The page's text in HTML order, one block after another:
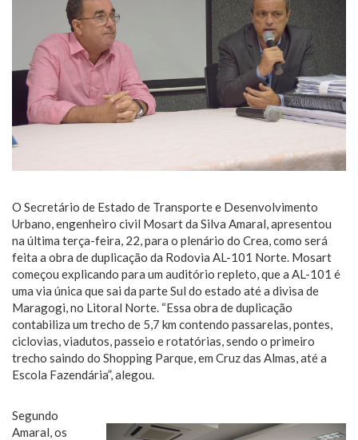
O Secretário de Estado de Transporte e Desenvolvimento
Urbano, engenheiro civil Mosart da Silva Amaral, apresentou
na última terça-feira, 22, para o plenário do Crea, como será
feita a obra de duplicação da Rodovia AL-101 Norte. Mosart
começou explicando para um auditório repleto, que a AL-101 é
uma via única que sai da parte Sul do estado até a divisa de
Maragogi, no Litoral Norte. “Essa obra de duplicação
contabiliza um trecho de 5,7 km contendo passarelas, pontes,
ciclovias, viadutos, passeio e rotatórias, sendo o primeiro
trecho saindo do Shopping Parque, em Cruz das Almas, até a
Escola Fazendária”, alegou.
Segundo
Amaral, os